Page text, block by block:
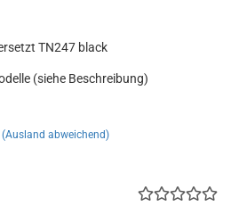
TN247 black
(siehe Beschreibung)
(Ausland abweichend)